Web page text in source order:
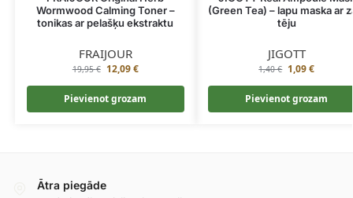
Wormwood Calming Toner –
tonikas ar pelašķu ekstraktu
FRAIJOUR
19,95€ 12,09€
Pievienot grozam
(Green Tea) – lapu maska ar
tēju
JIGOTT
1,40€ 1,09€
Pievienot grozam
Ātra piegāde